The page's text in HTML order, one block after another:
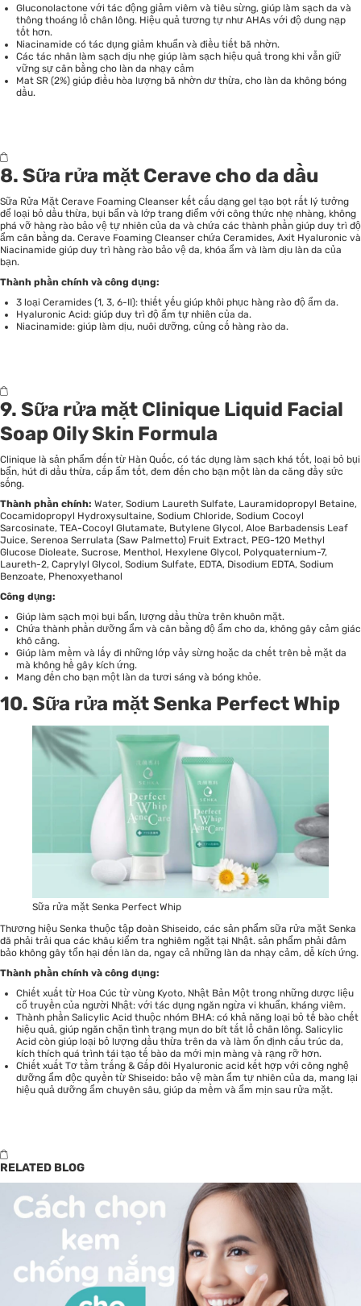
Gluconolactone với tác động giảm viêm và tiêu sừng, giúp làm sạch da và
thông thoáng lỗ chân lông. Hiệu quả tương tự như AHAs với độ dung nạp
tốt hơn.
Niacinamide có tác dụng giảm khuẩn và điều tiết bã nhờn.
Các tác nhân làm sạch dịu nhẹ giúp làm sạch hiệu quả trong khi vẫn giữ
vững sự cân bằng cho làn da nhạy cảm
Mat SR (2%) giúp điều hòa lượng bã nhờn dư thừa, cho làn da không bóng
dầu.
8. Sữa rửa mặt Cerave cho da dầu
Sữa Rửa Mặt Cerave Foaming Cleanser kết cấu dạng gel tạo bọt rất lý tưởng
để loại bỏ dầu thừa, bụi bẩn và lớp trang điểm với công thức nhẹ nhàng, không
phá vỡ hàng rào bảo vệ tự nhiên của da và chứa các thành phần giúp duy trì độ
ẩm cân bằng da. Cerave Foaming Cleanser chứa Ceramides, Axit Hyaluronic và
Niacinamide giúp duy trì hàng rào bảo vệ da, khóa ẩm và làm dịu làn da của
bạn.
Thành phần chính và công dụng:
3 loại Ceramides (1, 3, 6-II): thiết yếu giúp khôi phục hàng rào độ ẩm da.
Hyaluronic Acid: giúp duy trì độ ẩm tự nhiên của da.
Niacinamide: giúp làm dịu, nuôi dưỡng, củng cố hàng rào da.
9. Sữa rửa mặt Clinique Liquid Facial
Soap Oily Skin Formula
Clinique là sản phẩm đến từ Hàn Quốc, có tác dụng làm sạch khá tốt, loại bỏ bụi
bẩn, hút đi dầu thừa, cấp ẩm tốt, đem đến cho bạn một làn da căng đầy sức
sống.
Thành phần chính: Water, Sodium Laureth Sulfate, Lauramidopropyl Betaine,
Cocamidopropyl Hydroxysultaine, Sodium Chloride, Sodium Cocoyl
Sarcosinate, TEA-Cocoyl Glutamate, Butylene Glycol, Aloe Barbadensis Leaf
Juice, Serenoa Serrulata (Saw Palmetto) Fruit Extract, PEG-120 Methyl
Glucose Dioleate, Sucrose, Menthol, Hexylene Glycol, Polyquaternium-7,
Laureth-2, Caprylyl Glycol, Sodium Sulfate, EDTA, Disodium EDTA, Sodium
Benzoate, Phenoxyethanol
Công dụng:
Giúp làm sạch mọi bụi bẩn, lượng dầu thừa trên khuôn mặt.
Chứa thành phần dưỡng ẩm và cân bằng độ ẩm cho da, không gây cảm giác
khô căng.
Giúp làm mềm và lấy đi những lớp vảy sừng hoặc da chết trên bề mặt da
mà không hề gây kích ứng.
Mang đến cho bạn một làn da tươi sáng và bóng khỏe.
10. Sữa rửa mặt Senka Perfect Whip
Sữa rửa mặt Senka Perfect Whip
Thương hiệu Senka thuộc tập đoàn Shiseido, các sản phẩm sữa rửa mặt Senka
đã phải trải qua các khâu kiểm tra nghiêm ngặt tại Nhật. sản phẩm phải đảm
bảo không gây tổn hại đến làn da, ngay cả những làn da nhạy cảm, dễ kích ứng.
Thành phần chính và công dụng:
Chiết xuất từ Hoa Cúc từ vùng Kyoto, Nhật Bản Một trong những dược liệu
cổ truyền của người Nhật: với tác dụng ngăn ngừa vi khuẩn, kháng viêm.
Thành phần Salicylic Acid thuộc nhóm BHA: có khả năng loại bỏ tế bào chết
hiệu quả, giúp ngăn chặn tình trạng mụn do bít tắt lỗ chân lông. Salicylic
Acid còn giúp loại bỏ lượng dầu thừa trên da và làm ổn định cấu trúc da,
kích thích quá trình tái tạo tế bào da mới mịn màng và rạng rỡ hơn.
Chiết xuất Tơ tằm trắng & Gấp đôi Hyaluronic acid kết hợp với công nghệ
dưỡng ẩm độc quyền từ Shiseido: bảo vệ màn ẩm tự nhiên của da, mang lại
hiệu quả dưỡng ẩm chuyên sâu, giúp da mềm và ẩm mịn sau rửa mặt.
RELATED BLOG